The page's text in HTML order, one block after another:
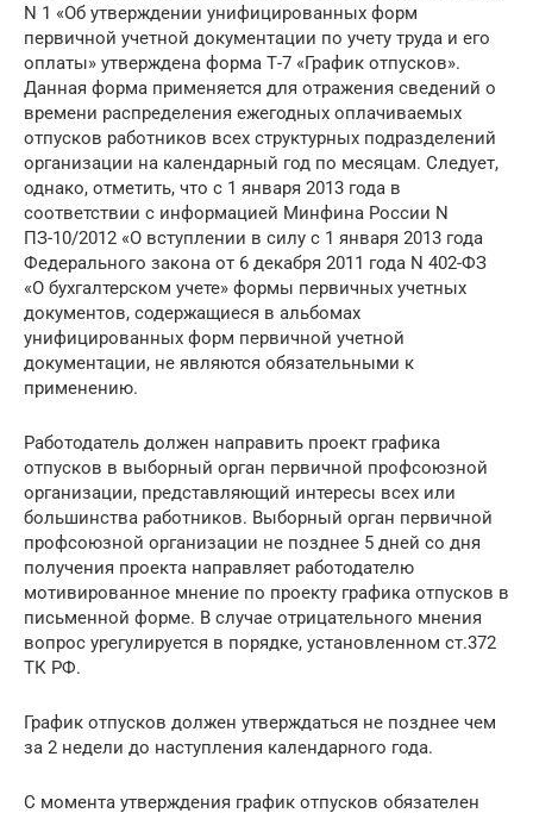
N 1 «Об утверждении унифицированных форм
первичной учетной документации по учету труда и его
оплаты» утверждена форма Т-7 «График отпусков».
Данная форма применяется для отражения сведений о
времени распределения ежегодных оплачиваемых
отпусков работников всех структурных подразделений
организации на календарный год по месяцам. Следует,
однако, отметить, что с 1 января 2013 года в
соответствии с информацией Минфина России N
ПЗ-10/2012 «О вступлении в силу с 1 января 2013 года
Федерального закона от 6 декабря 2011 года N 402-ФЗ
«О бухгалтерском учете» формы первичных учетных
документов, содержащиеся в альбомах
унифицированных форм первичной учетной
документации, не являются обязательными к
применению.
Работодатель должен направить проект графика
отпусков в выборный орган первичной профсоюзной
организации, представляющий интересы всех или
большинства работников. Выборный орган первичной
профсоюзной организации не позднее 5 дней со дня
получения проекта направляет работодателю
мотивированное мнение по проекту графика отпусков в
письменной форме. В случае отрицательного мнения
вопрос урегулируется в порядке, установленном ст.372
ТК РФ.
График отпусков должен утверждаться не позднее чем
за 2 недели до наступления календарного года.
С момента утверждения график отпусков обязателен